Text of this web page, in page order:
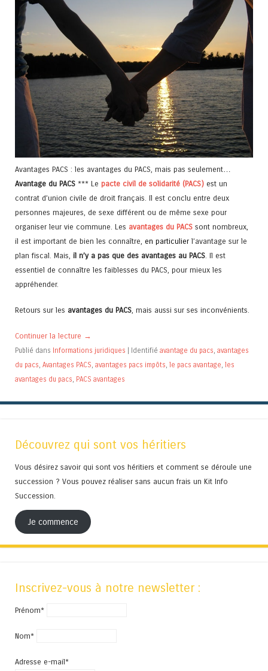
Avantages PACS : les avantages du PACS, mais pas seulement…
Avantage du PACS *** Le pacte civil de solidarité (PACS) est un
contrat d’union civile de droit français. Il est conclu entre deux
personnes majeures, de sexe différent ou de même sexe pour
organiser leur vie commune. Les avantages du PACS sont nombreux,
il est important de bien les connaître, en particulier l’avantage sur le
plan fiscal. Mais, il n’y a pas que des avantages au PACS . Il est
essentiel de connaître les faiblesses du PACS, pour mieux les
appréhender.
Retours sur les avantages du PACS , mais aussi sur ses inconvénients.
Continuer la lecture →
Publié dans Informations juridiques Identifié avantage du pacs, avantages
du pacs, Avantages PACS, avantages pacs impôts, le pacs avantage, les
avantages du pacs, PACS avantages
Découvrez qui sont vos héritiers
Vous désirez savoir qui sont vos héritiers et comment se déroule une
succession ? Vous pouvez réaliser sans aucun frais un Kit Info
Succession.
Je commence
Inscrivez-vous à notre newsletter :
Prénom*
Nom*
Adresse e-mail*